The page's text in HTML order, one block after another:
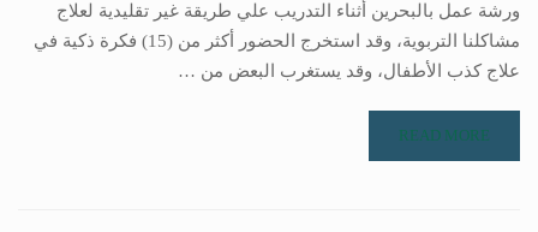
ورشة عمل بالبحرين أثناء التدريب علي طريقة غير تقليدية لعلاج
مشاكلنا التربوية، وقد استخرج الحضور أكثر من (15) فكرة ذكية في
علاج كذب الأطفال، وقد يستغرب البعض من …
READ MORE